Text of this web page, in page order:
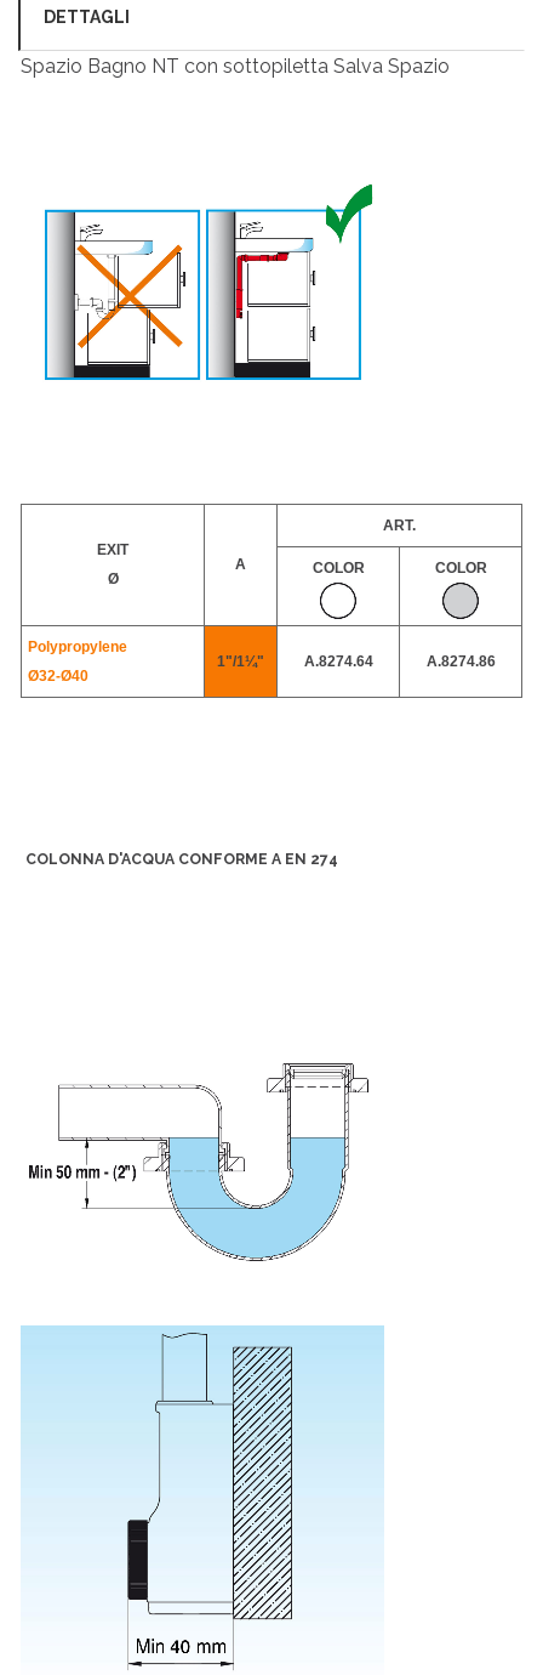
DETTAGLI
Spazio Bagno NT con sottopiletta Salva Spazio
EXIT
Ø
A
ART.
COLOR COLOR
Polypropylene
Ø32-Ø40
1"/1¼" A.8274.64 A.8274.86
COLONNA D'ACQUA CONFORME A EN 274